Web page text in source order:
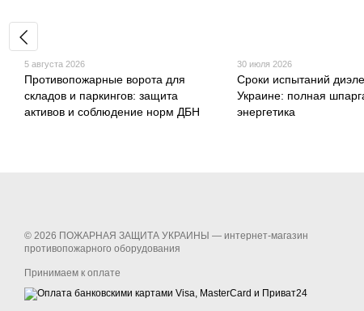
5 августа 2026
Противопожарные ворота для
складов и паркингов: защита
активов и соблюдение норм ДБН
30 июля 2026
Сроки испытаний
Украине: полная
энергетика
© 2026 ПОЖАРНАЯ ЗАЩИТА УКРАИНЫ — интернет-магазин
противопожарного оборудования
Принимаем к оплате